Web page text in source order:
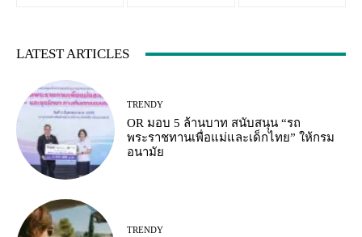
LATEST ARTICLES
TRENDY
OR มอบ 5 ล้านบาท สนับสนุน “รถ
พระราชทานเพื่อแม่และเด็กไทย” ให้กรม
อนามัย
TRENDY